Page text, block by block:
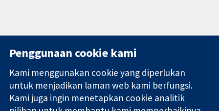
Bukti yang
11-13 Cavendish
Square
London
Hubungi kita
Berita
Pejabat
Penggunaan cookie kami
Kami menggunakan cookie yang diperlukan
untuk menjadikan laman web kami berfungsi.
Kami juga ingin menetapkan cookie analitik